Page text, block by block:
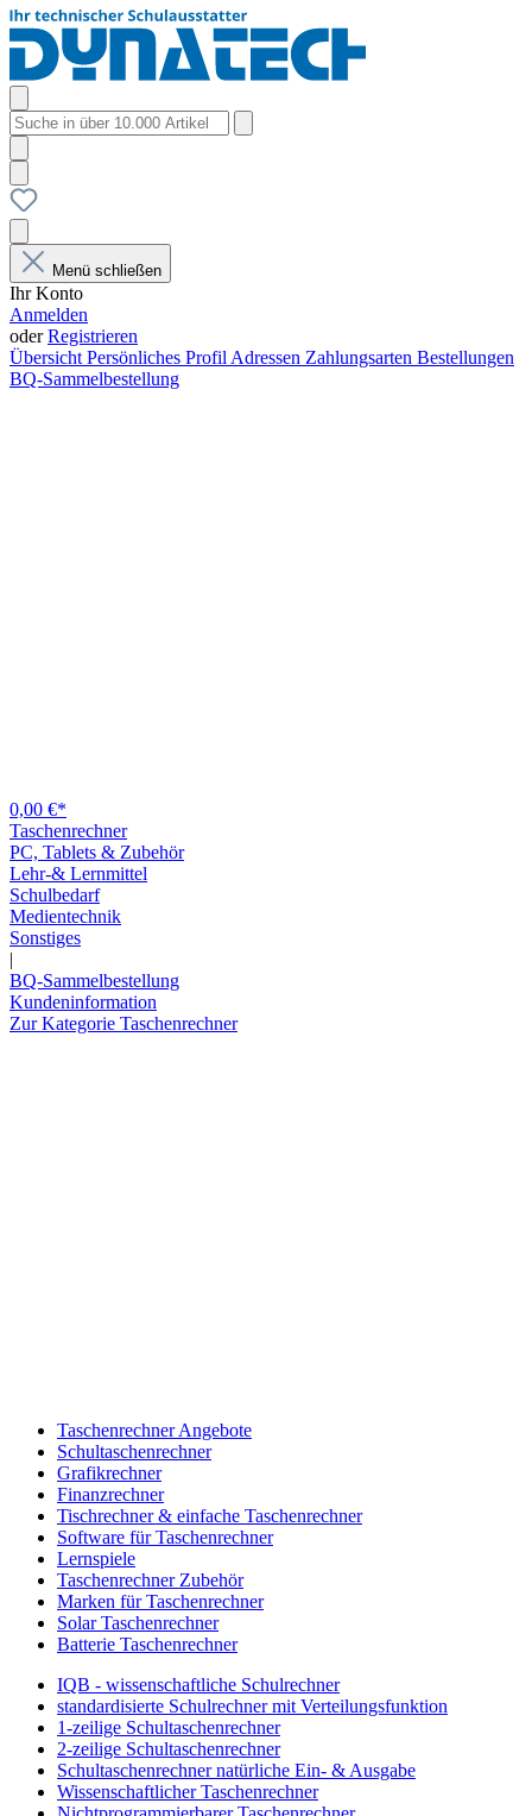
Menü schließen
Ihr Konto
Anmelden
oderRegistrieren
Übersicht Persönliches Profil Adressen Zahlungsarten Bestellungen
BQ-Sammelbestellung
0,00 €*
Taschenrechner
PC, Tablets & Zubehör
Lehr-& Lernmittel
Schulbedarf
Medientechnik
Sonstiges
|
BQ-Sammelbestellung
Kundeninformation
Zur Kategorie Taschenrechner
Taschenrechner Angebote
Schultaschenrechner
Grafikrechner
Finanzrechner
Tischrechner & einfache Taschenrechner
Software für Taschenrechner
Lernspiele
Taschenrechner Zubehör
Marken für Taschenrechner
Solar Taschenrechner
Batterie Taschenrechner
IQB - wissenschaftliche Schulrechner
standardisierte Schulrechner mit Verteilungsfunktion
1-zeilige Schultaschenrechner
2-zeilige Schultaschenrechner
Schultaschenrechner natürliche Ein- & Ausgabe
Wissenschaftlicher Taschenrechner